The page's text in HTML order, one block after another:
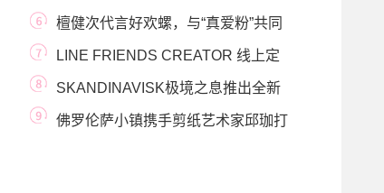
糖跨界来袭
檀健次代言好欢螺，与“真爱粉”共同
掀起全球LINE FRIENDS CREATOR 线上定
制平台正式上线
SKANDINAVISK极境之息推出全新
香氛系列「AURORA 极光
佛罗伦萨小镇携手剪纸艺术家邱珈打